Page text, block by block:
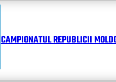
CAMPIONATUL REPUBLICII